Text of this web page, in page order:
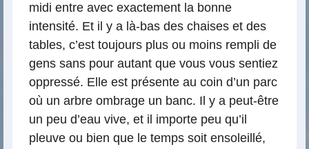
midi entre avec exactement la bonne
intensité. Et il y a là-bas des chaises et des
tables, c’est toujours plus ou moins rempli de
gens sans pour autant que vous vous sentiez
oppressé. Elle est présente au coin d’un parc
où un arbre ombrage un banc. Il y a peut-être
un peu d’eau vive, et il importe peu qu’il
pleuve ou bien que le temps soit ensoleillé,